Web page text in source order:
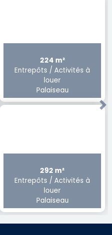
224 m²
Entrepôts / Activités à
louer
Palaiseau
292 m²
Entrepôts / Activités à
louer
Palaiseau